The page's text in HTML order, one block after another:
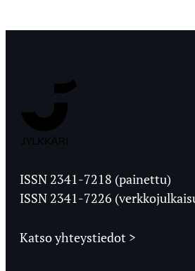
Ylioppilaslehti
ISSN 2341-7218 (painettu)
ISSN 2341-7226
Katso yhteystiedot >